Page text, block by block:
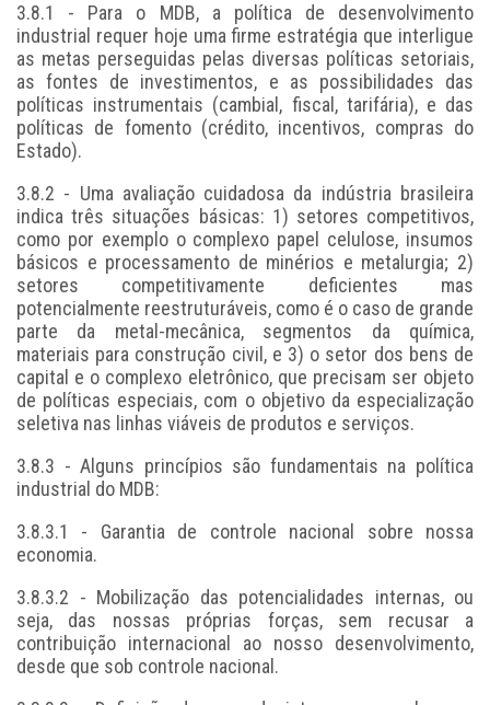
3.8.1 - Para o MDB, a política de desenvolvimento
industrial requer hoje uma firme estratégia que interligue
as metas perseguidas pelas diversas políticas setoriais,
as fontes de investimentos, e as possibilidades das
políticas instrumentais (cambial, fiscal, tarifária), e das
políticas de fomento (crédito, incentivos, compras do
Estado).
3.8.2 - Uma avaliação cuidadosa da indústria brasileira
indica três situações básicas: 1) setores competitivos,
como por exemplo o complexo papel celulose, insumos
básicos e processamento de minérios e metalurgia; 2)
setores competitivamente deficientes mas
potencialmente reestruturáveis, como é o caso de grande
parte da metal-mecânica, segmentos da química,
materiais para construção civil, e 3) o setor dos bens de
capital e o complexo eletrônico, que precisam ser objeto
de políticas especiais, com o objetivo da especialização
seletiva nas linhas viáveis de produtos e serviços.
3.8.3 - Alguns princípios são fundamentais na política
industrial do MDB:
3.8.3.1 - Garantia de controle nacional sobre nossa
economia.
3.8.3.2 - Mobilização das potencialidades internas, ou
seja, das nossas próprias forças, sem recusar a
contribuição internacional ao nosso desenvolvimento,
desde que sob controle nacional.